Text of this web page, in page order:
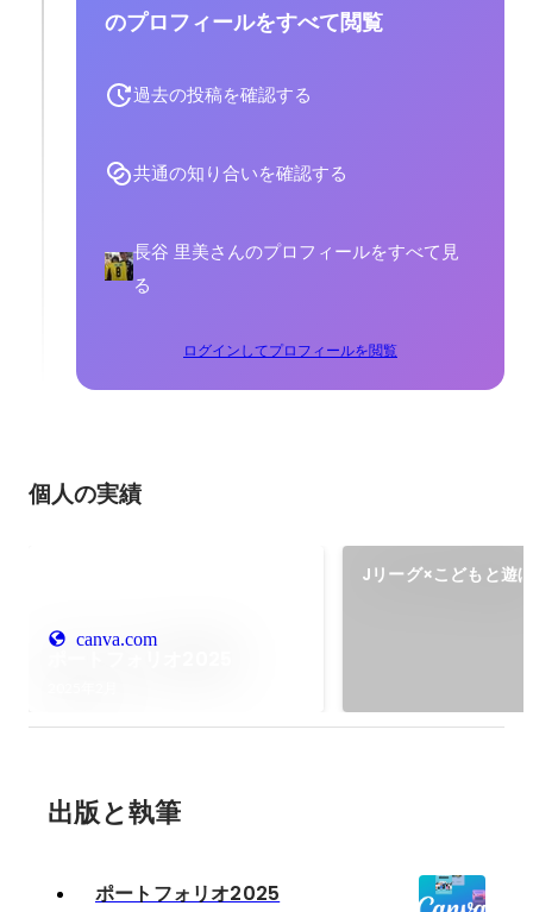
のプロフィールをすべて閲覧
過去の投稿を確認する
共通の知り合いを確認する
長谷 里美さんのプロフィールをすべて見
る
ログインしてプロフィールを閲覧
個人の実績
canva.com
Jリーグ×こどもと遊
出版と執筆
ポートフォリオ2025